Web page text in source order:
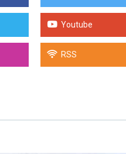
Youtube
RSS